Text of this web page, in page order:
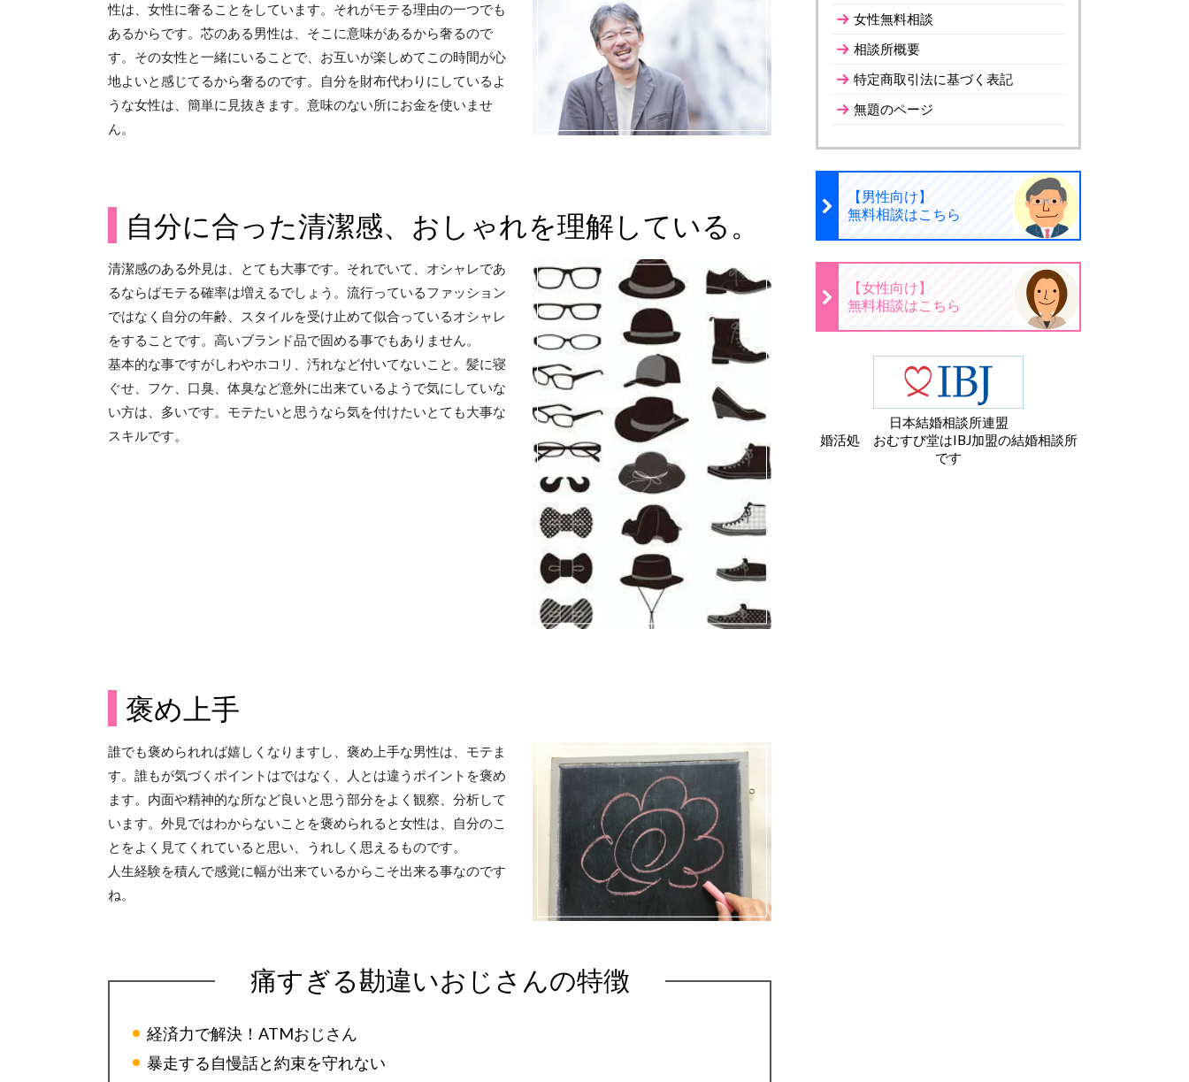
性は、女性に奢ることをしています。それがモテる理由の一つでも
あるからです。芯のある男性は、そこに意味があるから奢るので
す。その女性と一緒にいることで、お互いが楽しめてこの時間が心
地よいと感じてるから奢るのです。自分を財布代わりにしているよ
うな女性は、簡単に見抜きます。意味のない所にお金を使いませ
ん。
自分に合った清潔感、おしゃれを理解している。
清潔感のある外見は、とても大事です。それでいて、オシャレであ
るならばモテる確率は増えるでしょう。流行っているファッション
ではなく自分の年齢、スタイルを受け止めて似合っているオシャレ
をすることです。高いブランド品で固める事でもありません。
基本的な事ですがしわやホコリ、汚れなど付いてないこと。髪に寝
ぐせ、フケ、口臭、体臭など意外に出来ているようで気にしていな
い方は、多いです。モテたいと思うなら気を付けたいとても大事な
スキルです。
褒め上手
誰でも褒められれば嬉しくなりますし、褒め上手な男性は、モテま
す。誰もが気づくポイントはではなく、人とは違うポイントを褒め
ます。内面や精神的な所など良いと思う部分をよく観察、分析して
います。外見ではわからないことを褒められると女性は、自分のこ
とをよく見てくれていると思い、うれしく思えるものです。
人生経験を積んで感覚に幅が出来ているからこそ出来る事なのです
ね。
痛すぎる勘違いおじさんの特徴
経済力で解決！ATMおじさん
暴走する自慢話と約束を守れない
女性無料相談
相談所概要
特定商取引法に基づく表記
無題のページ
【男性向け】
無料相談はこちら
【女性向け】
無料相談はこちら
日本結婚相談所連盟
婚活処 おむすび堂はIBJ加盟の結婚相談所
です